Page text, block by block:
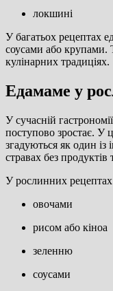
локшині
У багатьох рецептах
соусами або крупами.
кулінарних традиціях.
Едамаме у
У сучасній
поступово зростає. У
згадуються як один із
стравах без
У рослинних
овочами
рисом або кіноа
зеленню
соусами